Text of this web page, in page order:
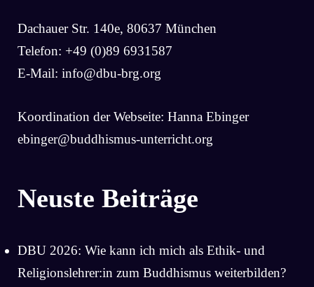
Dachauer Str. 140e, 80637 München
Telefon: +49 (0)89 6931587
E-Mail: info@dbu-brg.org
Koordination der Webseite: Hanna Ebinger
ebinger@buddhismus-unterricht.org
Neuste Beiträge
DBU 2026: Wie kann ich mich als Ethik- und
Religionslehrer:in zum Buddhismus weiterbilden?